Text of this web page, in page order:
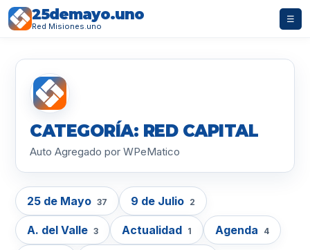
25demayo.uno
Red Misiones.uno
☰
CATEGORÍA: RED CAPITAL
Auto Agregado por WPeMatico
25 de Mayo 37 9 de Julio 2
A. del Valle 3 Actualidad 1 Agenda 4